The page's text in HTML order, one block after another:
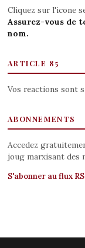
Cliquez sur l'icone
Assurez-vous de
nom.
ARTICLE 85
Vos reactions sont
ABONNEMENTS
Accedez
joug marxisant des
S'abonner au flux